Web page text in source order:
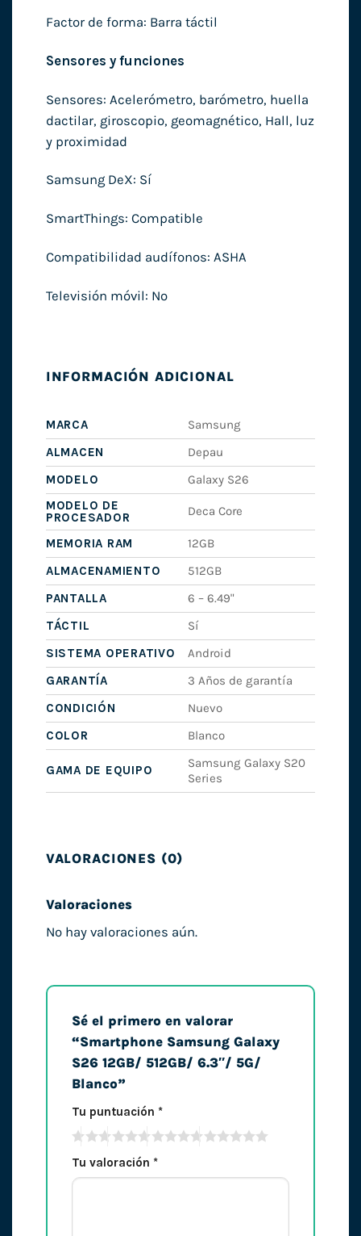
Factor de forma: Barra táctil
Sensores y funciones
Sensores: Acelerómetro, barómetro, huella
dactilar, giroscopio, geomagnético, Hall, luz
y proximidad
Samsung DeX: Sí
SmartThings: Compatible
Compatibilidad audífonos: ASHA
Televisión móvil: No
INFORMACIÓN ADICIONAL
MARCA
Samsung
ALMACEN
Depau
MODELO
Galaxy S26
MODELO DE
PROCESADOR
Deca Core
MEMORIA RAM
12GB
ALMACENAMIENTO
512GB
PANTALLA
6 – 6.49"
TÁCTIL
Sí
SISTEMA OPERATIVO
Android
GARANTÍA
3 Años de garantía
CONDICIÓN
Nuevo
COLOR
Blanco
GAMA DE EQUIPO
Samsung Galaxy S20
Series
VALORACIONES (0)
Valoraciones
No hay valoraciones aún.
Sé el primero en valorar
“Smartphone Samsung Galaxy
S26 12GB/ 512GB/ 6.3″/ 5G/
Blanco”
Tu puntuación *
Tu valoración *